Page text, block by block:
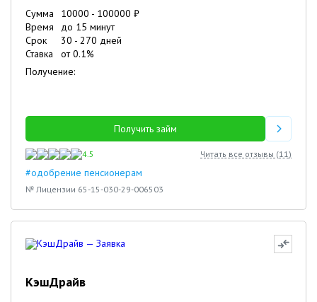
Сумма 10000 - 100000 ₽
Время
до 15 минут
Срок
30 - 270 дней
Ставка
от0.1%
Получение:
Получить займ
4.5 Читать все отзывы (11)
#одобрение пенсионерам
№ Лицензии 65-15-030-29-006503
КэшДрайв